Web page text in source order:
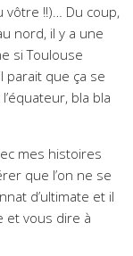
vôtre !!)… Du coup,
nord, il y a une
si Toulouse
parait que ça se
bla bla
mes histoires
que l’on ne se
d’ultimate et il
et vous dire à